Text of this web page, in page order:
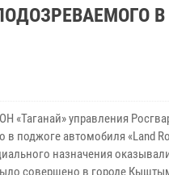
«Таганай» управления
в поджоге автомобиля «Land
назначения
совершено в городе